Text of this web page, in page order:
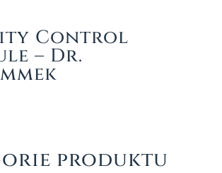
Control
– Dr.
produktu